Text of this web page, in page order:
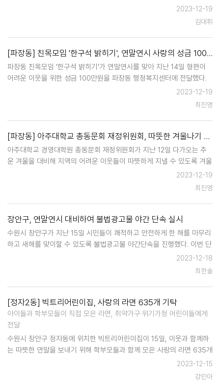
이집 원아들이 플리마켓을 통해 물건을 직접 사고파는 과정에서 나온 수
2023-12-19
김대휘
[파장동] 친목모임 '한구석 밝히기', 연말연시 사랑의 성금 100만 원 전달
파장동 친목모임 '한구석 밝히기'가 연말연시를 맞아 지난 14일 형편이
어려운 이웃을 위한 성금 100만원을 파장동 행정복지센터에 전달했다.
'한구석 밝히기'는 미약하지만 좋은 뜻을 가진 사람들의 마음을 모아 봉
사와 기부를 통해 선한 영향력을 전파하자는 친목모임이다. 이들이 후원
2023-12-19
최진영
[파장동] 아주대학교 총동문회 재정위원회, 따뜻한 겨울나기 이불 50채 지원
아주대학교 경영대학원 총동문회 재정위원회가 지난 12일 다가오는 추
운 겨울을 대비해 지역의 어려운 이웃들이 따뜻하게 지낼 수 있도록 겨울
이불 50채를 파장동 행정복지센터에 전달했다. 이날 전달된 이불은 추위
2023-12-19
최진영
장안구, 연말연시 대비하여 불법광고물 야간 단속 실시
수원시 장안구가 지난 15일 시민들이 쾌적하고 안전하게 한 해를 마무리
하고 새해를 맞이할 수 있도록 불법광고물 야간단속을 진행했다. 이번 단
속은 연말연시의 특수성으로 많은 인구가 이동 및 밀집할 것으로 예상됨
에 따라 송죽동 및 조원동의 상습민원지역을 중심으로 거리에 설치된 불
2023-12-18
최한솔
[정자2동] 빅트리어린이집, 사랑의 라면 635개 기탁
아이들과 학부모들이 직접 모은 라면, 취약가구·위기가정 어린이들에게
전달
수원시 장안구 정자동에 위치한 빅트리어린이집이 15일, 이웃과 함께하
는 따뜻한 연말을 보내기 위해 학부모들과 함께 모은 사랑의 라면 635개
를 정자2동 행정복지센터에 기탁했다. 이 라면은 어린이집 아이들과 학
2023-12-15
강민아